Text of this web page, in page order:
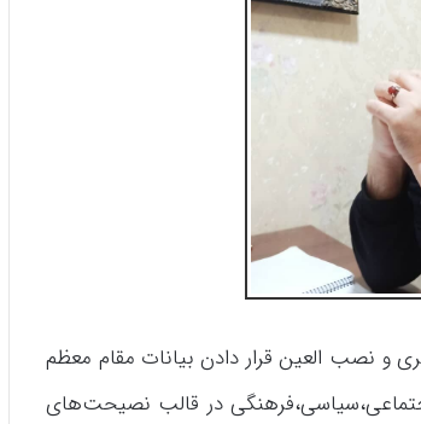
و نصب العین قرار دادن بیانات مقام معظم
در قالب نصیحت‌های